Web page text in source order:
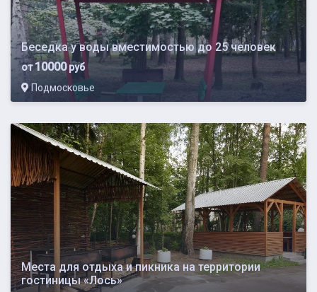
Беседка у воды вместимостью до 25 человек
от10000руб
Подмосковье
Места для отдыха и пикника на территории
гостиницы «Лось»